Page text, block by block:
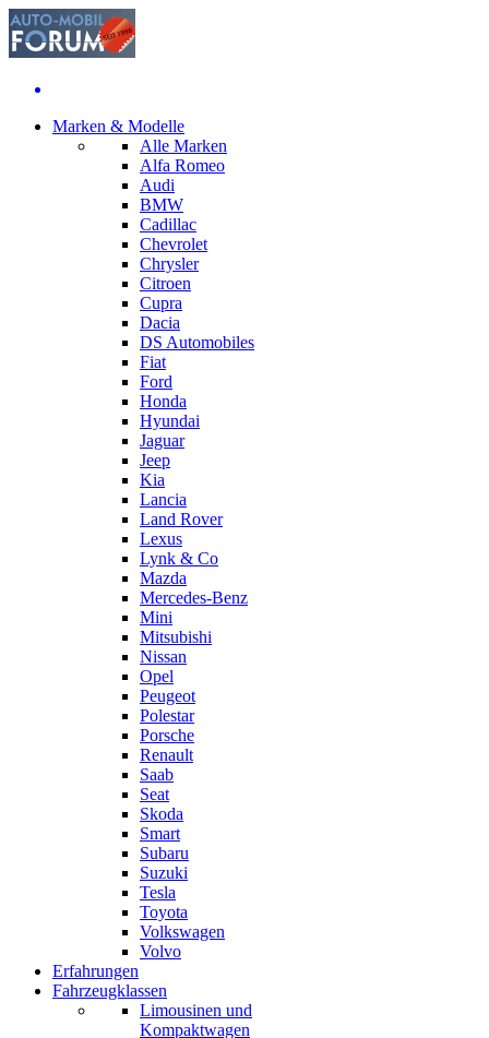
Marken & Modelle
Alle Marken
Alfa Romeo
Audi
BMW
Cadillac
Chevrolet
Chrysler
Citroen
Cupra
Dacia
DS Automobiles
Fiat
Ford
Honda
Hyundai
Jaguar
Jeep
Kia
Lancia
Land Rover
Lexus
Lynk & Co
Mazda
Mercedes-Benz
Mini
Mitsubishi
Nissan
Opel
Peugeot
Polestar
Porsche
Renault
Saab
Seat
Skoda
Smart
Subaru
Suzuki
Tesla
Toyota
Volkswagen
Volvo
Erfahrungen
Fahrzeugklassen
Limousinen und
Kompaktwagen